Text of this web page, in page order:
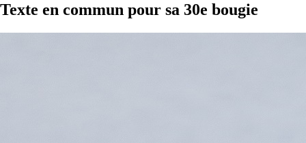
Texte en commun pour sa 30e bougie